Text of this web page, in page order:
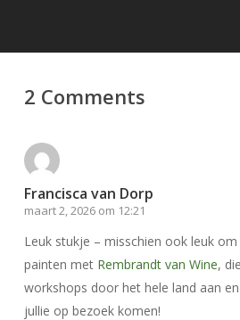
2 Comments
Francisca van Dorp
maart 2, 2026 om 12:21
Leuk stukje – misschien ook leuk
painten met Rembrandt van Wine,
workshops door het hele land aan
jullie op bezoek komen!